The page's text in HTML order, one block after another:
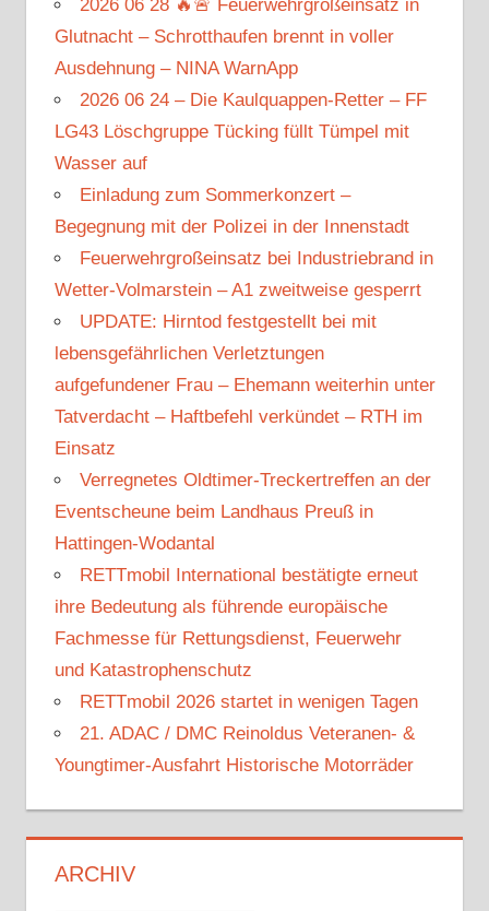
2026 06 28 🔥🚨 Feuerwehrgroßeinsatz in
Glutnacht – Schrotthaufen brennt in voller
Ausdehnung – NINA WarnApp
2026 06 24 – Die Kaulquappen-Retter – FF
LG43 Löschgruppe Tücking füllt Tümpel mit
Wasser auf
Einladung zum Sommerkonzert –
Begegnung mit der Polizei in der Innenstadt
Feuerwehrgroßeinsatz bei Industriebrand in
Wetter-Volmarstein – A1 zweitweise gesperrt
UPDATE: Hirntod festgestellt bei mit
lebensgefährlichen Verletztungen
aufgefundener Frau – Ehemann weiterhin unter
Tatverdacht – Haftbefehl verkündet – RTH im
Einsatz
Verregnetes Oldtimer-Treckertreffen an der
Eventscheune beim Landhaus Preuß in
Hattingen-Wodantal
RETTmobil International bestätigte erneut
ihre Bedeutung als führende europäische
Fachmesse für Rettungsdienst, Feuerwehr
und Katastrophenschutz
RETTmobil 2026 startet in wenigen Tagen
21. ADAC / DMC Reinoldus Veteranen- &
Youngtimer-Ausfahrt Historische Motorräder
ARCHIV